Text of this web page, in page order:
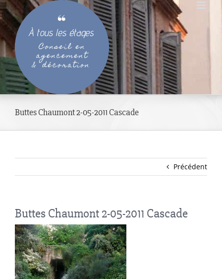
Passer
au
contenu
Buttes Chaumont 2-05-2011 Cascade
Précédent
Buttes Chaumont 2-05-2011 Cascade